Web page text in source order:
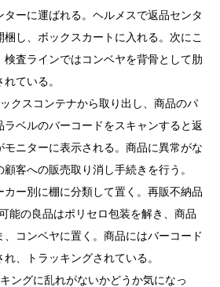
ターに運ばれる。ヘルメスで返品センタ
し、ボックスカートに入れる。次にこ
査ラインではコンベヤを背骨として肋
ている。
クスコンテナから取り出し、商品のパ
ラベルのバーコードをスキャンすると返
ニターに表示される。商品に異常がな
客への販売取り消し手続きを行う。
ー別に棚に分類して置く。再販不納品
能の良品はポリセロ包装を解き、商品
コンベヤに置く。商品にはバーコード
、トラッキングされている。
ングに乱れがないかどうか気になっ